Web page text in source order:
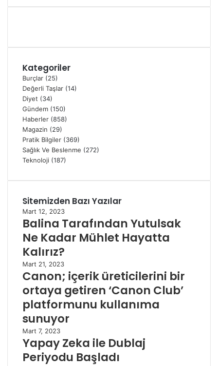
Kategoriler
Burçlar (25)
Değerli Taşlar (14)
Diyet (34)
Gündem (150)
Haberler (858)
Magazin (29)
Pratik Bilgiler (369)
Sağlık Ve Beslenme (272)
Teknoloji (187)
Sitemizden Bazı Yazılar
Mart 12, 2023
Balina Tarafından Yutulsak
Ne Kadar Mühlet Hayatta
Kalırız?
Mart 21, 2023
Canon; içerik üreticilerini bir
ortaya getiren ‘Canon Club’
platformunu kullanıma
sunuyor
Mart 7, 2023
Yapay Zeka ile Dublaj
Periyodu Başladı